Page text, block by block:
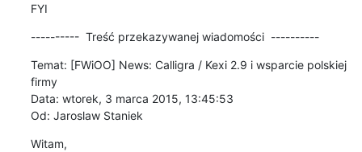
FYI
----------  Treść przekazywanej wiadomości  ----------
Temat: [FWiOO] News: Calligra / Kexi 2.9 i wsparcie polskiej
firmy
Data: wtorek, 3 marca 2015, 13:45:53
Od: Jaroslaw Staniek
Witam,